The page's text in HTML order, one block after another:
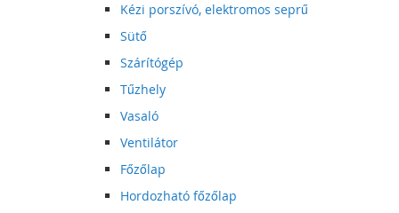
Kézi porszívó, elektromos seprű
Sütő
Szárítógép
Tűzhely
Vasaló
Ventilátor
Főzőlap
Hordozható főzőlap